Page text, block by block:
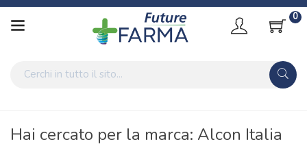
0
Home Marche parafarmaci Alcon Italia
Hai cercato per la marca: Alcon Italia